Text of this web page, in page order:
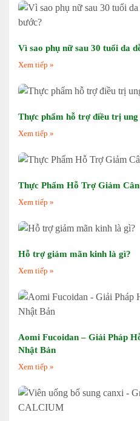
Vì sao phụ nữ sau 30 tuổi da
Xem tiếp »
Thực phẩm hỗ trợ điều trị
Xem tiếp »
Thực Phẩm Hỗ Trợ Giảm
Xem tiếp »
Hỗ trợ giảm mãn kinh là gì?
Xem tiếp »
Aomi Fucoidan – Giải Pháp
Nhật Bản
Xem tiếp »